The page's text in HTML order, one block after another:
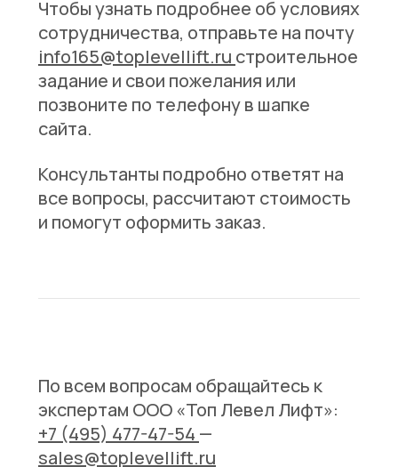
Чтобы узнать подробнее об условиях
сотрудничества, отправьте на почту
info165@toplevellift.ru строительное
задание и свои пожелания или
позвоните по телефону в шапке
сайта.
Консультанты подробно ответят на
все вопросы, рассчитают стоимость
и помогут оформить заказ.
По всем вопросам обращайтесь к
экспертам ООО «Топ Левел Лифт»:
+7 (495) 477-47-54 —
sales@toplevellift.ru